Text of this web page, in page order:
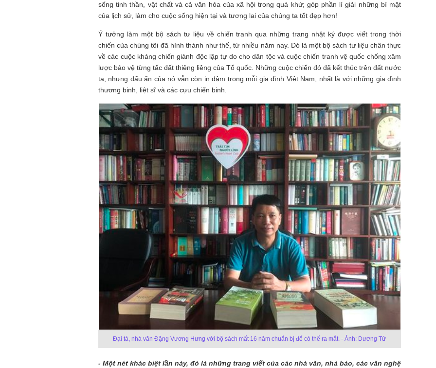
sống tinh thần, vật chất và cả văn hóa của xã hội trong quá khứ; góp phần lí giải những bí mật
của lịch sử, làm cho cuộc sống hiện tại và tương lai của chúng ta tốt đẹp hơn!
Ý tưởng làm một bộ sách tư liệu về chiến tranh qua những trang nhật ký được viết trong thời
chiến của chúng tôi đã hình thành như thế, từ nhiều năm nay. Đó là một bộ sách tư liệu chân thực
về các cuộc kháng chiến giành độc lập tự do cho dân tộc và cuộc chiến tranh vệ quốc chống xâm
lược bảo vệ từng tấc đất thiêng liêng của Tổ quốc. Những cuộc chiến đó đã kết thúc trên đất nước
ta, nhưng dấu ấn của nó vẫn còn in đậm trong mỗi gia đình Việt Nam, nhất là với những gia đình
thương binh, liệt sĩ và các cựu chiến binh.
Đại tá, nhà văn Đặng Vương Hưng với bộ sách mất 16 năm chuẩn bị để có thể ra mắt. - Ảnh: Dương Tử
- Một nét khác biệt lần này, đó là những trang viết của các nhà văn, nhà báo, các văn nghệ